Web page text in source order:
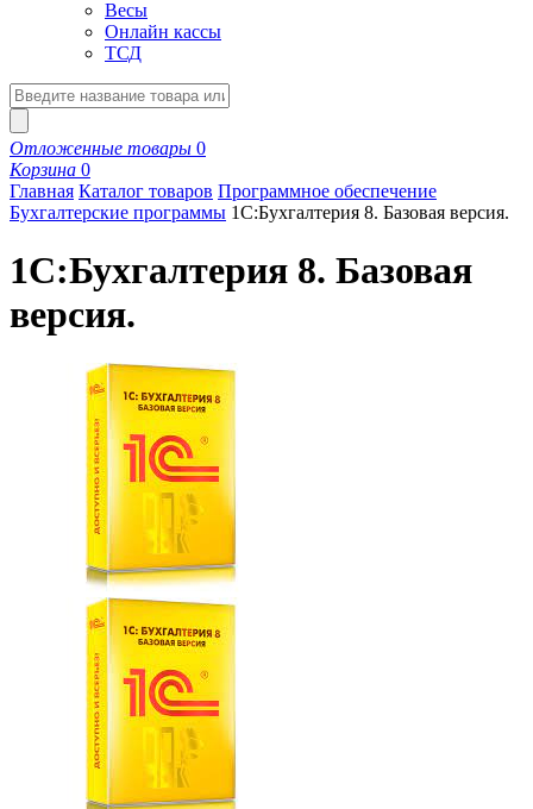
Весы
Онлайн кассы
ТСД
Отложенные товары 0
Корзина 0
Главная Каталог товаров Программное обеспечение
Бухгалтерские программы 1С:Бухгалтерия 8. Базовая версия.
1С:Бухгалтерия 8. Базовая
версия.